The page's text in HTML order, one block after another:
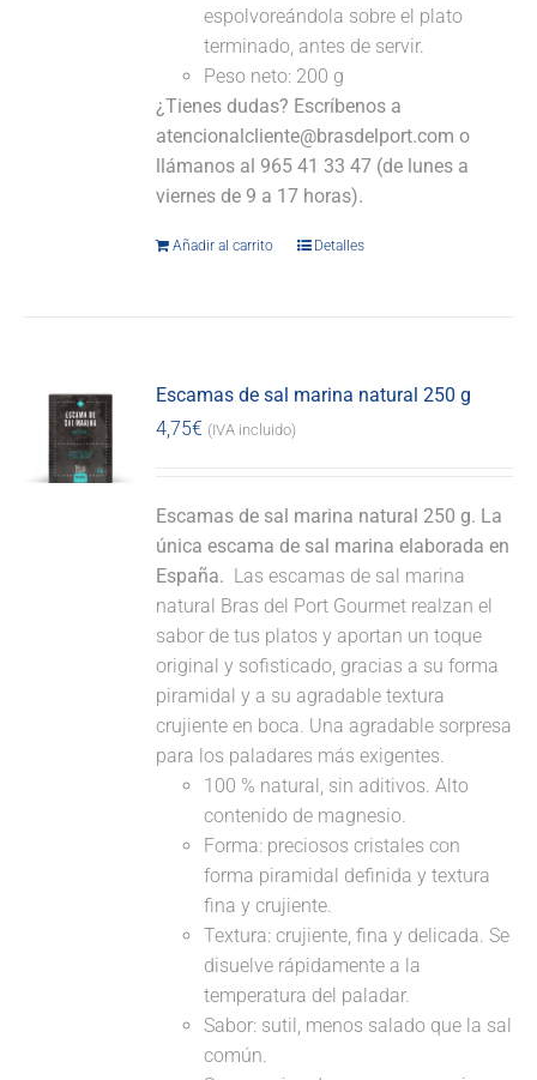
espolvoreándola sobre el plato
terminado, antes de servir.
Peso neto: 200 g
¿Tienes dudas? Escríbenos a
atencionalcliente@brasdelport.com o
llámanos al 965 41 33 47 (de lunes a
viernes de 9 a 17 horas).
Añadir al carrito Detalles
Escamas de sal marina natural 250 g
4,75€ (IVA incluido)
Escamas de sal marina natural 250 g. La
única escama de sal marina elaborada en
España. Las escamas de sal marina
natural Bras del Port Gourmet realzan el
sabor de tus platos y aportan un toque
original y sofisticado, gracias a su forma
piramidal y a su agradable textura
crujiente en boca. Una agradable sorpresa
para los paladares más exigentes.
100 % natural, sin aditivos. Alto
contenido de magnesio.
Forma: preciosos cristales con
forma piramidal definida y textura
fina y crujiente.
Textura: crujiente, fina y delicada. Se
disuelve rápidamente a la
temperatura del paladar.
Sabor: sutil, menos salado que la sal
común.